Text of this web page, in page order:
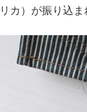
カ）が振り込ま